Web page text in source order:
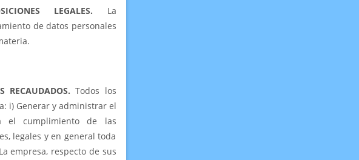
LEGALES. La
de datos personales
RECAUDADOS. Todos los
i) Generar y administrar el
el cumplimiento de las
legales y en general toda
empresa, respecto de sus